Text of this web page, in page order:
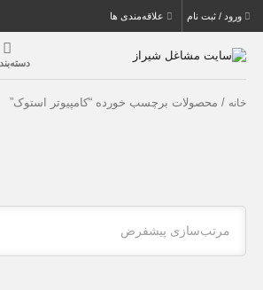
ورود / ثبت نام علاقه‌مندی ها
خانه / محصولات برچسب خورده “کامپیوتر استوک”
مرتب‌سازی پیشفرض